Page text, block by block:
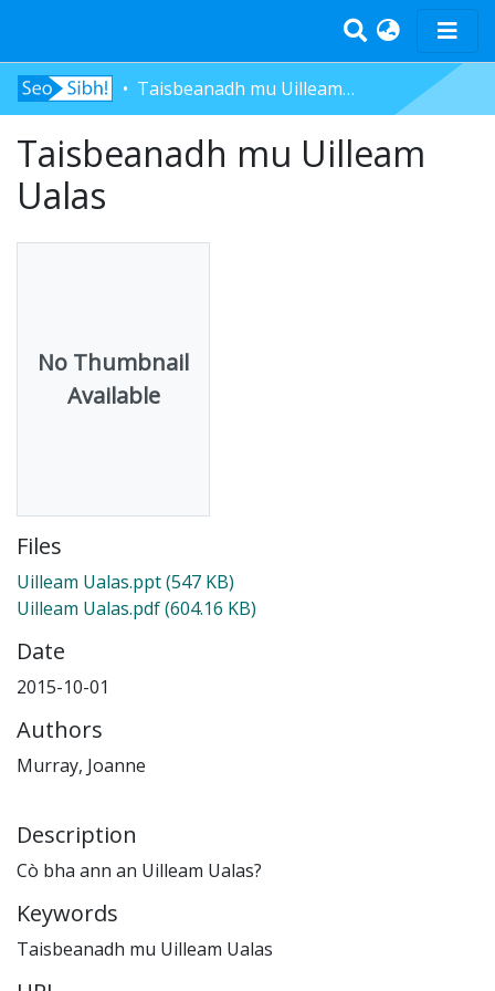
Home
Tràth-ìrean
Bun-sgoil
Àrd-sgoil
Pàrantan
Taisbeanadh mu Uilleam Ualas
Taisbeanadh mu Uilleam
Ualas
No Thumbnail
Available
Files
Uilleam Ualas.ppt(547 KB)
Uilleam Ualas.pdf(604.16 KB)
Date
2015-10-01
Authors
Murray, Joanne
Description
Cò bha ann an Uilleam Ualas?
Keywords
Taisbeanadh mu Uilleam Ualas